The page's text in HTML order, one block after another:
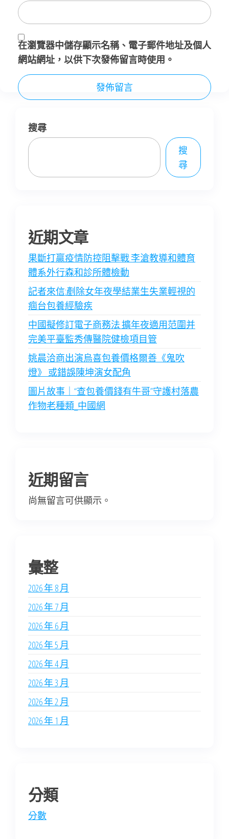
在瀏覽器中儲存顯示名稱、電子郵件地址及個人
網站網址，以供下次發佈留言時使用。
搜尋
搜
尋
近期文章
果斷打贏疫情防控阻擊戰 李滄教導和體育
體系外行森和診所體檢動
記者來信:剷除女年夜學結業生失業輕視的
痼台包養經驗疾
中國擬修訂電子商務法 擴年夜適用范圍并
完美平臺監秀傳醫院健檢項目管
姚晨洽商出演烏喜包養價格爾善《鬼吹
燈》 或錯誤陳坤演女配角
圖片故事｜“查包養價錢有牛哥”守護村落農
作物老種類_中國網
近期留言
尚無留言可供顯示。
彙整
2026 年 8 月
2026 年 7 月
2026 年 6 月
2026 年 5 月
2026 年 4 月
2026 年 3 月
2026 年 2 月
2026 年 1 月
分類
分數